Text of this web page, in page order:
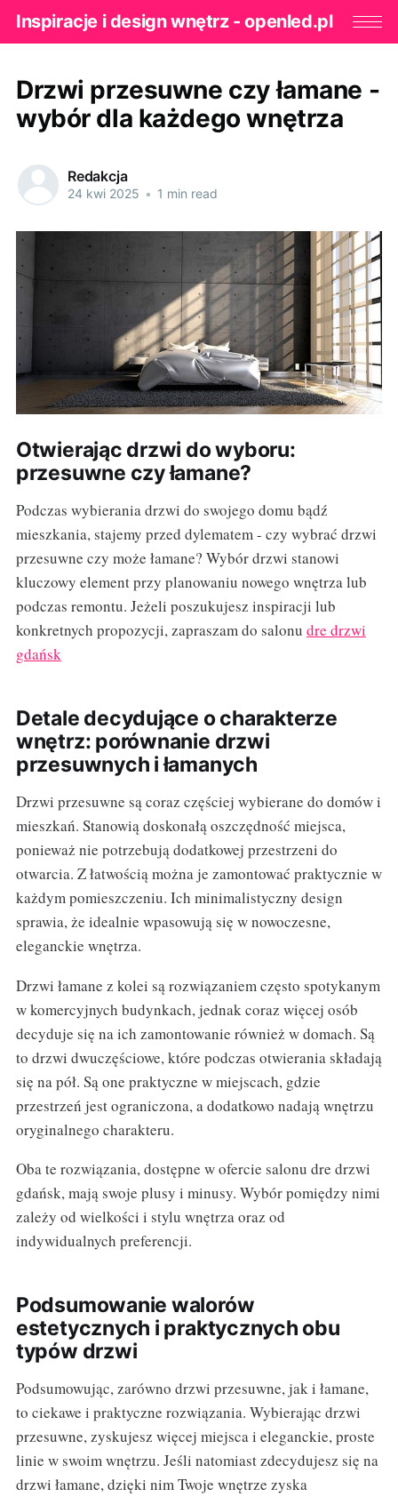
Inspiracje i design wnętrz - openled.pl
Drzwi przesuwne czy łamane -
wybór dla każdego wnętrza
Redakcja
24 kwi 2025 • 1 min read
Otwierając drzwi do wyboru:
przesuwne czy łamane?
Podczas wybierania drzwi do swojego domu bądź
mieszkania, stajemy przed dylematem - czy wybrać drzwi
przesuwne czy może łamane? Wybór drzwi stanowi
kluczowy element przy planowaniu nowego wnętrza lub
podczas remontu. Jeżeli poszukujesz inspiracji lub
konkretnych propozycji, zapraszam do salonu dre drzwi
gdańsk
Detale decydujące o charakterze
wnętrz: porównanie drzwi
przesuwnych i łamanych
Drzwi przesuwne są coraz częściej wybierane do domów i
mieszkań. Stanowią doskonałą oszczędność miejsca,
ponieważ nie potrzebują dodatkowej przestrzeni do
otwarcia. Z łatwością można je zamontować praktycznie w
każdym pomieszczeniu. Ich minimalistyczny design
sprawia, że idealnie wpasowują się w nowoczesne,
eleganckie wnętrza.
Drzwi łamane z kolei są rozwiązaniem często spotykanym
w komercyjnych budynkach, jednak coraz więcej osób
decyduje się na ich zamontowanie również w domach. Są
to drzwi dwuczęściowe, które podczas otwierania składają
się na pół. Są one praktyczne w miejscach, gdzie
przestrzeń jest ograniczona, a dodatkowo nadają wnętrzu
oryginalnego charakteru.
Oba te rozwiązania, dostępne w ofercie salonu dre drzwi
gdańsk, mają swoje plusy i minusy. Wybór pomiędzy nimi
zależy od wielkości i stylu wnętrza oraz od
indywidualnych preferencji.
Podsumowanie walorów
estetycznych i praktycznych obu
typów drzwi
Podsumowując, zarówno drzwi przesuwne, jak i łamane,
to ciekawe i praktyczne rozwiązania. Wybierając drzwi
przesuwne, zyskujesz więcej miejsca i eleganckie, proste
linie w swoim wnętrzu. Jeśli natomiast zdecydujesz się na
drzwi łamane, dzięki nim Twoje wnętrze zyska